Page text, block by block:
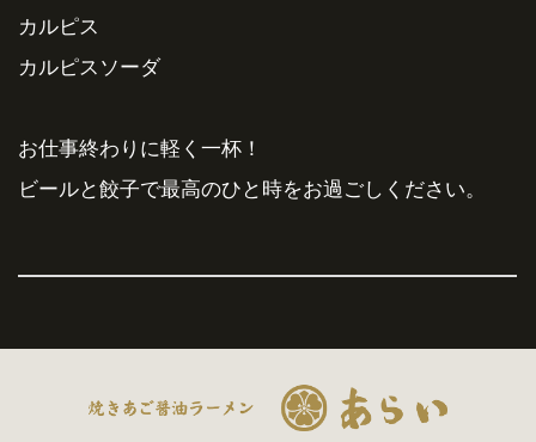
カルピス
カルピスソーダ
お仕事終わりに軽く一杯！
ビールと餃子で最高のひと時をお過ごしください。